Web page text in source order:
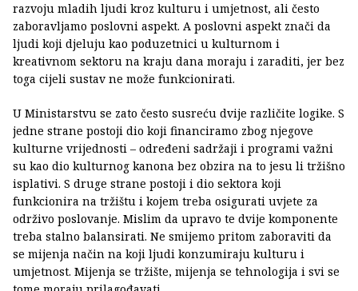
razvoju mladih ljudi kroz kulturu i umjetnost, ali često
zaboravljamo poslovni aspekt. A poslovni aspekt znači da
ljudi koji djeluju kao poduzetnici u kulturnom i
kreativnom sektoru na kraju dana moraju i zaraditi, jer bez
toga cijeli sustav ne može funkcionirati.
U Ministarstvu se zato često susreću dvije različite logike. S
jedne strane postoji dio koji financiramo zbog njegove
kulturne vrijednosti – određeni sadržaji i programi važni
su kao dio kulturnog kanona bez obzira na to jesu li tržišno
isplativi. S druge strane postoji i dio sektora koji
funkcionira na tržištu i kojem treba osigurati uvjete za
održivo poslovanje. Mislim da upravo te dvije komponente
treba stalno balansirati. Ne smijemo pritom zaboraviti da
se mijenja način na koji ljudi konzumiraju kulturu i
umjetnost. Mijenja se tržište, mijenja se tehnologija i svi se